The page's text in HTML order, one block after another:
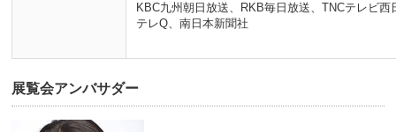
KBC九州朝日放送、RKB毎日放送、TNCテレビ西
テレQ、南日本新聞社
展覧会アンバサダー